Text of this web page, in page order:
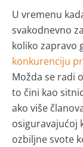
U vremenu
svakodnevno
koliko zapravo
konkurenciju
Možda se radi
to čini kao
ako više
osiguravajućoj
ozbiljne svote